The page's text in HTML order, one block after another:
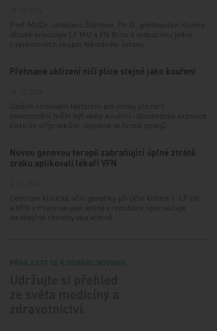
Prof. MUDr. Jaroslavu Štěrbovi, Ph.D., přednostovi Kliniky
dětské onkologie LF MU a FN Brno a vedoucímu jedné
z výzkumných skupin Národního ústavu…
Přehnané uklízení ničí plíce stejně jako kouření
Dalším rizikovým faktorem pro rozvoj plicních
onemocnění může být vedle kouření i dlouhodobá expozice
čisticím přípravkům, zejména ve formě sprejů.…
Novou genovou terapii zabraňující úplné ztrátě
zraku aplikovali lékaři VFN
Centrum klinické oční genetiky při Oční klinice 1. LF UK
a VFN v Praze se jako jediné v republice specializuje
na dědičné choroby oka včetně…
PŘIHLASTE SE K ODBĚRU NOVINEK.